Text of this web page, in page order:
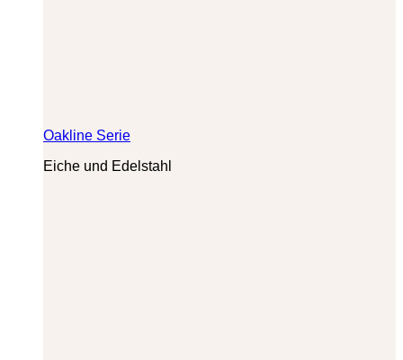
Oakline Serie
Eiche und Edelstahl